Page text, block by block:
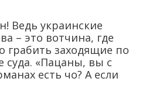
Ведь украинские
– это вотчина, где
грабить заходящие по
суда. «Пацаны, вы с
есть чо? А если